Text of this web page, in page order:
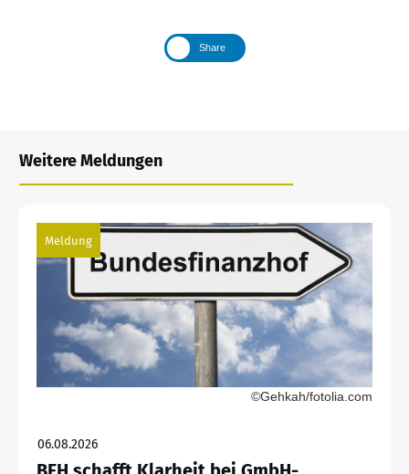
Share
Weitere Meldungen
Meldung
©Gehkah/fotolia.com
06.08.2026